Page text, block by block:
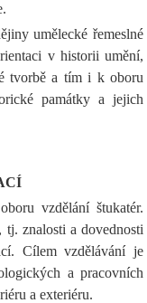
umělecké řemeslné
v historii umění,
tvorbě a tím i k oboru
památky a jejich
vzdělání štukatér.
tj. znalosti a dovednosti
Cílem vzdělávání je
a pracovních
a exteriéru.